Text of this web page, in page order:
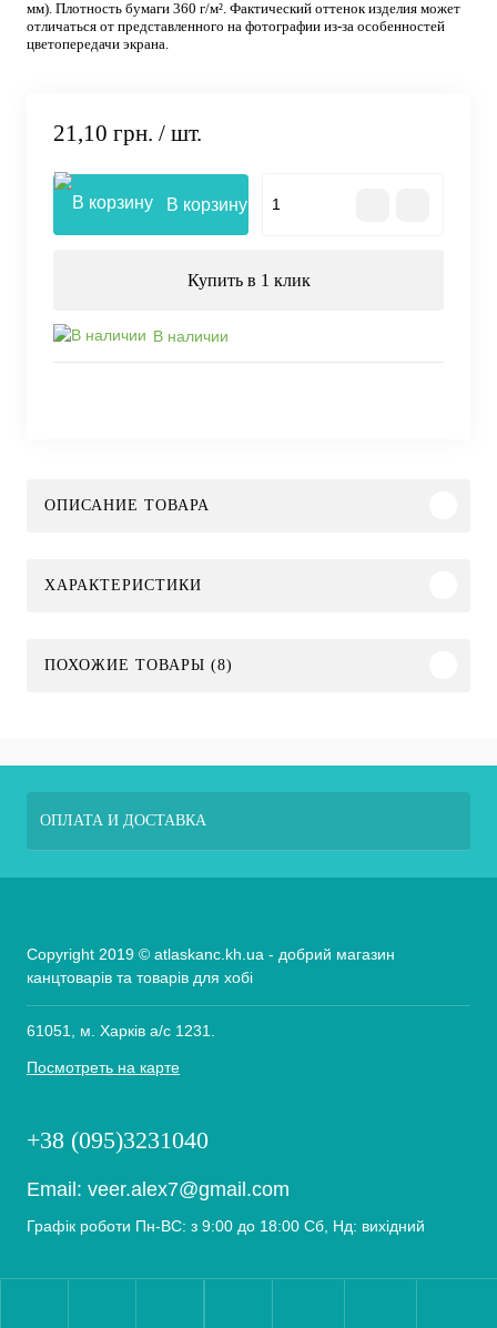
мм). Плотность бумаги 360 г/м². Фактический оттенок изделия может
отличаться от представленного на фотографии из-за особенностей
цветопередачи экрана.
21,10 грн. / шт.
В корзину
Купить в 1 клик
В наличии
ОПИСАНИЕ ТОВАРА
ХАРАКТЕРИСТИКИ
ПОХОЖИЕ ТОВАРЫ (8)
ОПЛАТА И ДОСТАВКА
Copyright 2019 © atlaskanc.kh.ua - добрий магазин
канцтоварів та товарів для хобі
61051, м. Харків а/с 1231.
Посмотреть на карте
+38 (095)3231040
Email: veer.alex7@gmail.com
Графік роботи Пн-ВС: з 9:00 до 18:00 Сб, Нд: вихідний